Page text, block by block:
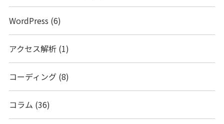
WordPress (6)
アクセス解析(1)
コーディング(8)
コラム (36)